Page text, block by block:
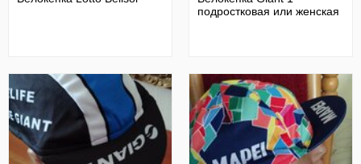
подростковая или женская